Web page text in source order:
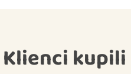
Klienci kupili